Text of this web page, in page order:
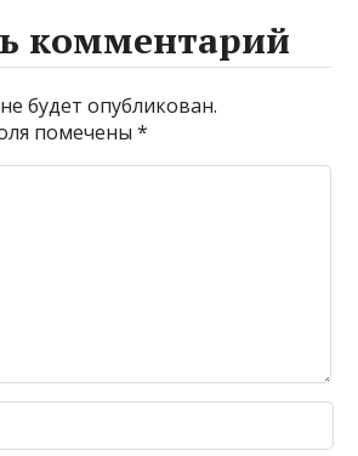
комментарий
будет опубликован.
помечены*